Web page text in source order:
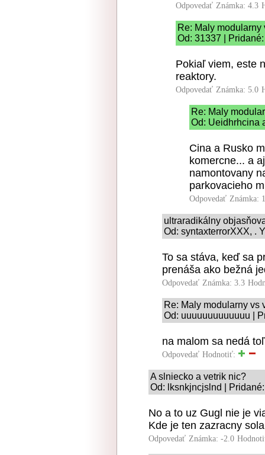
Odpovedať Známka: 4.3
Re: Maly modularny
Od: 31337 |
Pokiaľ viem, este
reaktory.
Odpovedať Známka: 5.0
Re: Maly
Od: Ueidhrhcina
Cina a Rusko
komercne... a
namontovany
parkovacieho
Odpovedať Známka:
ultraradikálny
Od: syntaxterrorXXX, .
To sa stáva, keď sa
prenáša ako bežná
Odpovedať Známka: 3.3
Re: Maly modularny vs
Od: uuuuuuuuuuuuu |
na malom sa nedá
Odpovedať Hodnotiť:
A slniecko a vetrik nic?
Od: lksnkjncjslnd |
No a to uz Gugl nie je
Kde je ten zazracny
Odpovedať Známka: -2.0